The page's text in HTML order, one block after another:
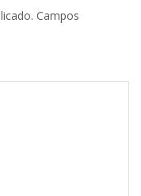
Campos